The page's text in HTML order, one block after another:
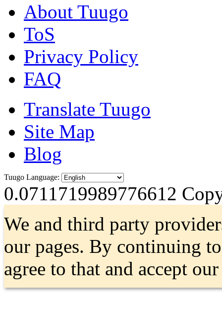
About Tuugo
ToS
Privacy Policy
FAQ
Translate Tuugo
Site Map
Blog
Tuugo Language:
0.0711719989776612
We and third party
our pages. By continuing
agree to that and accept